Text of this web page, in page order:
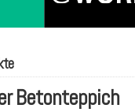
Betonteppich